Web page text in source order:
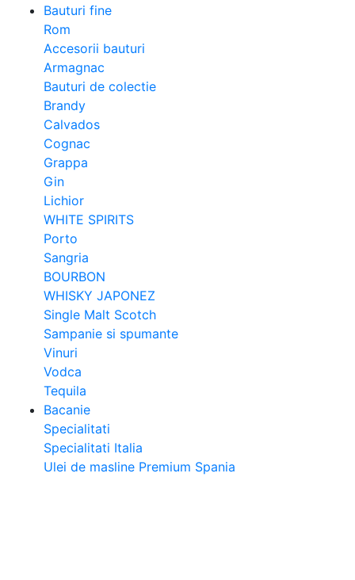
Bauturi fine
Rom
Accesorii bauturi
Armagnac
Bauturi de colectie
Brandy
Calvados
Cognac
Grappa
Gin
Lichior
WHITE SPIRITS
Porto
Sangria
BOURBON
WHISKY JAPONEZ
Single Malt Scotch
Sampanie si spumante
Vinuri
Vodca
Tequila
Bacanie
Specialitati
Specialitati Italia
Ulei de masline Premium Spania